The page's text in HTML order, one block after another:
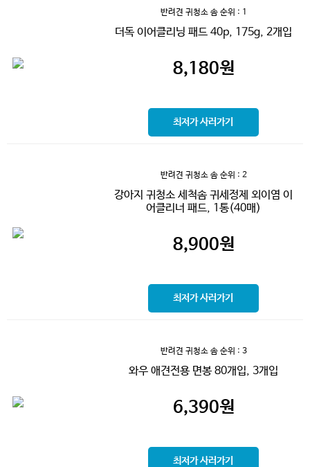
반려견 귀청소 솜순위 : 1
더독 이어클리닝 패드 40p, 175g, 2개입
8,180원
최저가 사러가기
반려견 귀청소 솜순위 : 2
강아지 귀청소 세척솜 귀세정제 외이염 이
어클리너 패드, 1통(40매)
8,900원
최저가 사러가기
반려견 귀청소 솜순위 : 3
와우 애견전용 면봉 80개입, 3개입
6,390원
최저가 사러가기